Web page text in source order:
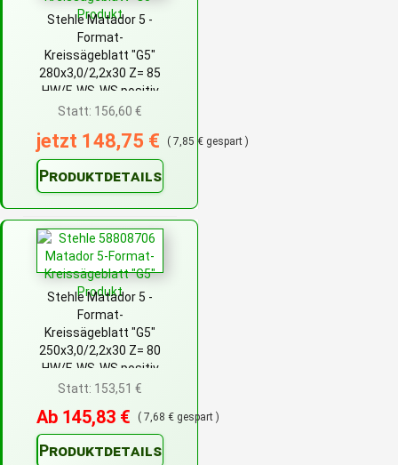
Stehle Matador 5 -
Format-
Kreissägeblatt "G5"
280x3,0/2,2x30 Z= 85
HW/F-WS-WS positiv
Statt: 156,60 €
jetzt 148,75 € ( 7,85 € gespart )
Produktdetails
Stehle Matador 5 -
Format-
Kreissägeblatt "G5"
250x3,0/2,2x30 Z= 80
HW/F-WS-WS positiv
Statt: 153,51 €
Ab 145,83 € ( 7,68 € gespart )
Produktdetails